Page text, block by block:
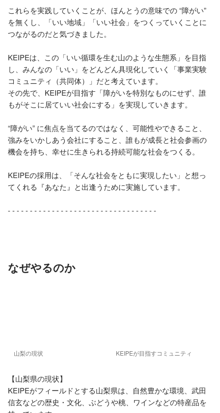
これらを実践していくことが、ほんとうの意味での “障がい”
を無くし、「いい地域」「いい社会」をつくっていくことに
つながるのだと気づきました。
KEIPEは、この「いい循環を生む山のような生態系」を目指
し、みんなの「いい」をどんどん具現化していく「事業実験
コミュニティ（共同体）」だと考えています。
その先で、KEIPEが目指す「障がいを特別なものにせず、誰
もがそこに居ていい社会にする」を実現していきます。
“障がい” に焦点を当てるのではなく、可能性やできること、
強みをいかしあう会社にすること、誰もが成長と社会参画の
機会を持ち、幸せに生きられる持続可能な社会をつくる。
KEIPEの採用は、「そんな社会をともに実現したい」と想っ
てくれる『あなた』と出逢うために実施しています。
- - - - - - - - - - - - - - - - - - - - - - - - - - - - - - - - - -
なぜやるのか
山梨の現状 KEIPEが目指すコミュニティ
【山梨県の現状】
KEIPEがフィールドとする山梨県は、自然豊かな環境、武田
信玄などの歴史・文化、ぶどうや桃、ワインなどの特産品を